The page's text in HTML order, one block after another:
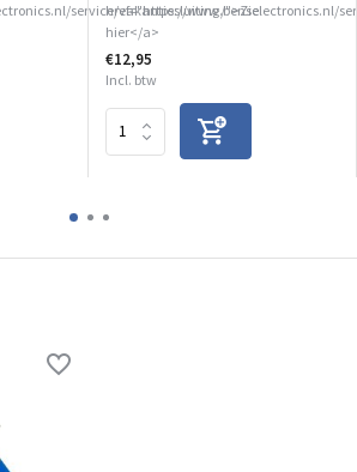
service/vakantiesluiting/">Zie
href="https://www.benselectronics.nl/
hier</a>
€12,95
Incl. btw